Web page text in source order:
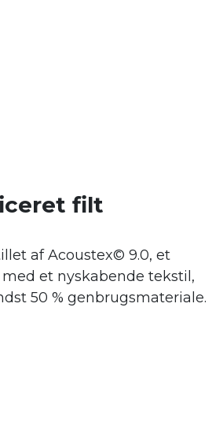
filt
af Acoustex© 9.0, et
et nyskabende tekstil,
50 % genbrugsmateriale.